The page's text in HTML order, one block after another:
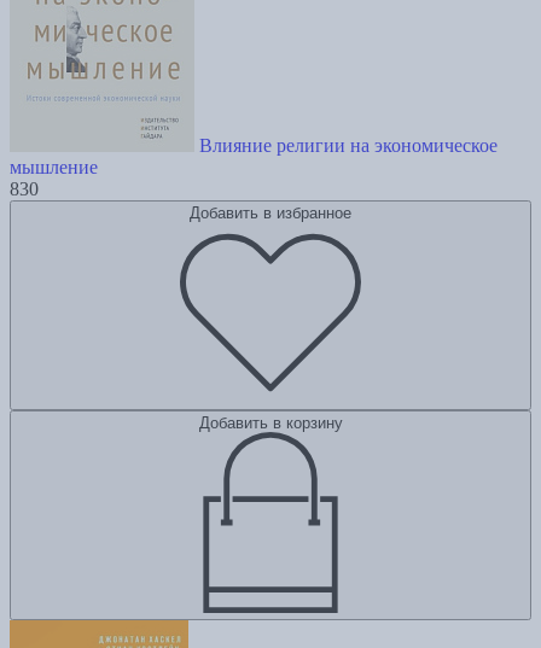
Влияние религии на экономическое
мышление
830
Добавить в избранное
Добавить в корзину